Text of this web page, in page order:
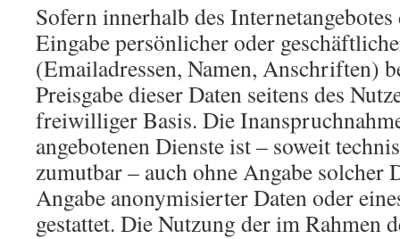
Sofern innerhalb des
Eingabe persönlicher oder
(Emailadressen, Namen, Anschriften)
Preisgabe dieser Daten seitens des
freiwilliger Basis. Die
angebotenen Dienste ist – soweit
zumutbar – auch ohne Angabe solcher
Angabe anonymisierter Daten oder
gestattet. Die Nutzung der im Rahmen